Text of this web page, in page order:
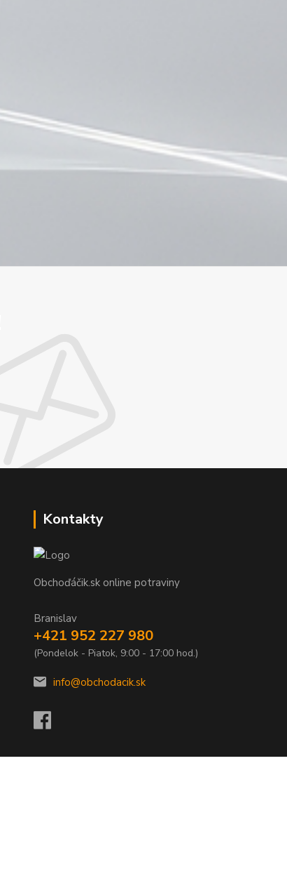
Kontakty
Obchoďáčik.sk online potraviny
Branislav
+421 952 227 980
(Pondelok - Piatok, 9:00 - 17:00 hod.)
info@obchodacik.sk